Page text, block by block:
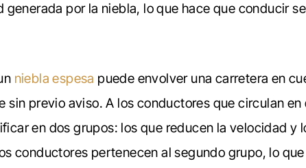
generada por la niebla, lo que hace que conducir
niebla espesa puede envolver una carretera en
sin previo aviso. A los conductores que circulan
en dos grupos: los que reducen la velocidad y
conductores pertenecen al segundo grupo, lo